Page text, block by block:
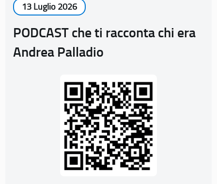
13 Luglio 2026
PODCAST che ti racconta chi era
Andrea Palladio